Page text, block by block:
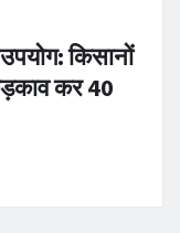
किसानों
कर 40